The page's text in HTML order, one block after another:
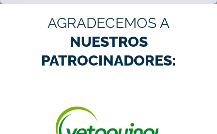
AGRADECEMOS A
NUESTROS
PATROCINADORES: